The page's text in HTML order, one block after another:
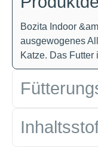
Bozita Indoor
ausgewogenes
Katze. Das